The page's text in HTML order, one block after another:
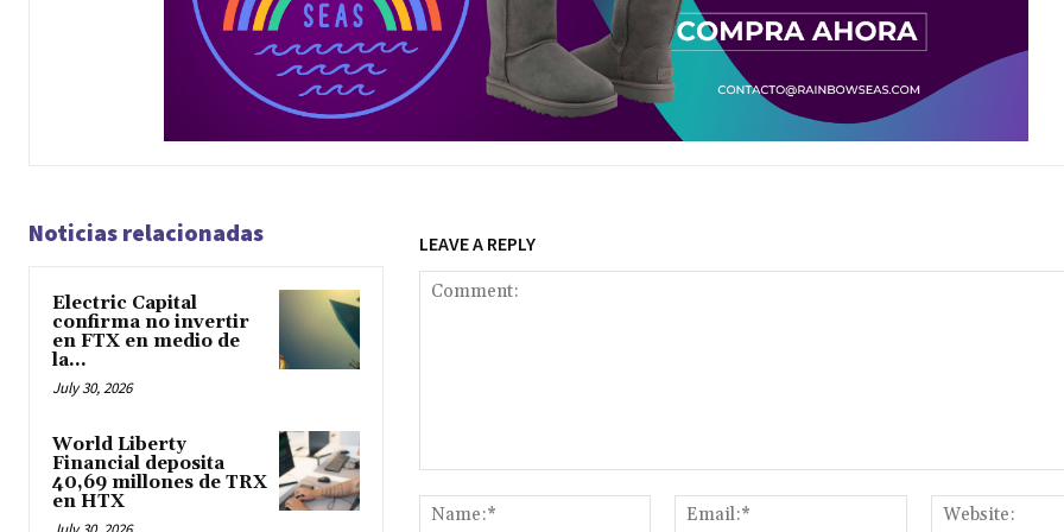
Noticias relacionadas
Electric Capital
confirma no invertir
en FTX en medio de
la...
July 30, 2026
World Liberty
Financial deposita
40,69 millones de TRX
en HTX
LEAVE A REPLY
Name:*
Email:*